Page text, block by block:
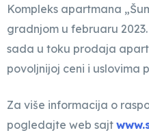
Kompleks apartmana
gradnjom u februaru
sada u toku prodaja
povoljnijoj ceni i uslovima
Za više informacija o
pogledajte web sajt